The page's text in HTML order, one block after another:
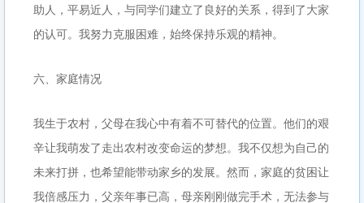
助人，平易近人，与同学们建立了良好的关系，得到了大家
的认可。我努力克服困难，始终保持乐观的精神。
六、家庭情况
我生于农村，父母在我心中有着不可替代的位置。他们的艰
辛让我萌发了走出农村改变命运的梦想。我不仅想为自己的
未来打拼，也希望能带动家乡的发展。然而，家庭的贫困让
我倍感压力，父亲年事已高，母亲刚刚做完手术，无法参与